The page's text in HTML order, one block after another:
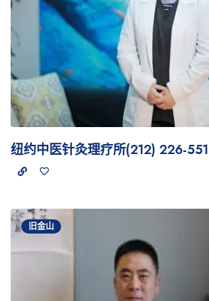
纽约中医针灸理疗所(212) 226-
旧金山